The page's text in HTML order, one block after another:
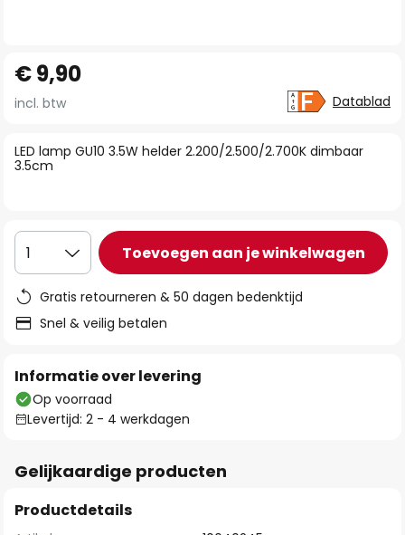
naar
het
van
de
LED lamp GU10 3.5W helder 2.200/2.500/2.700K dimbaar
3.5cm
€ 9,90
incl. btw Datablad
1 Toevoegen aan je winkelwagen
Gratis retourneren & 50 dagen bedenktijd
Snel & veilig betalen
Informatie over levering
Op voorraad
Levertijd: 2 - 4 werkdagen
Gelijkaardige producten
Productdetails